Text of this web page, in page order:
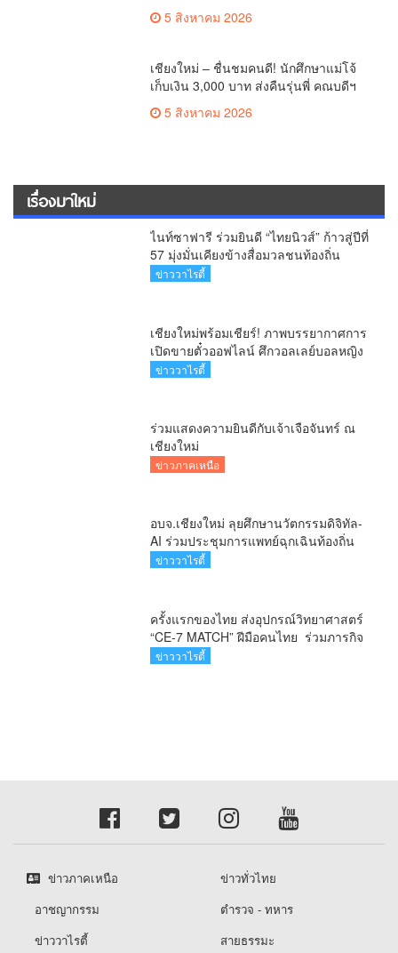
5 สิงหาคม 2026
เชียงใหม่ – ชื่นชมคนดี! นักศึกษาแม่โจ้
เก็บเงิน 3,000 บาท ส่งคืนรุ่นพี่ คณบดีฯ
มอบเกียรติบัตรเชิดชู “ลูกแม่โจ้เลิศน้ำใจ”
5 สิงหาคม 2026
เรื่องมาใหม่
ไนท์ซาฟารี ร่วมยินดี “ไทยนิวส์” ก้าวสู่ปีที่
57 มุ่งมั่นเคียงข้างสื่อมวลชนท้องถิ่น
ข่าววาไรตี้
เชียงใหม่พร้อมเชียร์! ภาพบรรยากาศการ
เปิดขายตั๋วออฟไลน์ ศึกวอลเลย์บอลหญิง
‘BYD DMI 6th SEA V Cup’ 6 ส.ค. นี้ รวม
ข่าววาไรตี้
ร่วมแสดงความยินดีกับเจ้าเจือจันทร์ ณ
เชียงใหม่
ข่าวภาคเหนือ
อบจ.เชียงใหม่ ลุยศึกษานวัตกรรมดิจิทัล-
AI ร่วมประชุมการแพทย์ฉุกเฉินท้องถิ่น
ระดับชาติ ครั้งที่ 10 ยกระดับศูนย์
ข่าววาไรตี้
ครั้งแรกของไทย ส่งอุปกรณ์วิทยาศาสตร์
“CE-7 MATCH” ฝีมือคนไทย ร่วมภารกิจ
สำรวจดวงจันทร์ 24 สิงหาคมนี้
ข่าววาไรตี้
ข่าวภาคเหนือ
ข่าวทั่วไทย
อาชญากรรม
ตำรวจ - ทหาร
ข่าววาไรตี้
สายธรรมะ